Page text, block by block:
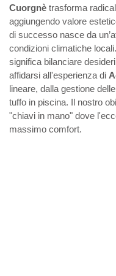
Cuorgnè trasforma
aggiungendo valore
di successo nasce da
condizioni climatiche
significa bilanciare
affidarsi all'esperienza di
lineare, dalla gestione
tuffo in piscina. Il nostro
"chiavi in mano" dove
massimo comfort.